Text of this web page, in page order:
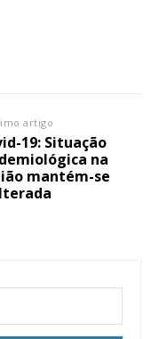
artigo
19: Situação
na
mantém-se